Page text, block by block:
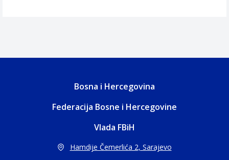
Bosna i Hercegovina
Federacija Bosne i Hercegovine
Vlada FBiH
Hamdije Čemerlića 2, Sarajevo